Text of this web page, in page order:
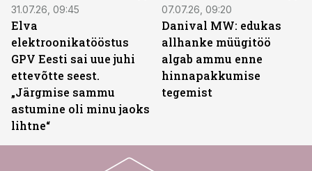
31.07.26, 09:45
Elva
elektroonikatööstus
GPV Eesti sai uue juhi
ettevõtte seest.
„Järgmise sammu
astumine oli minu jaoks
lihtne“
07.07.26, 09:20
Danival MW: edukas
allhanke müügitöö
algab ammu enne
hinnapakkumise
tegemist